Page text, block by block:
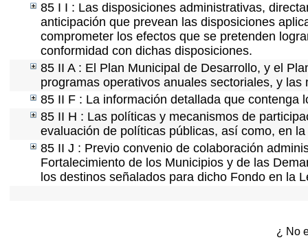
85 I I : Las disposiciones administrativas,
anticipación que prevean las disposiciones
comprometer los efectos que se pretenden
conformidad con dichas disposiciones.
85 II A : El Plan Municipal de Desarrollo, y el
programas operativos anuales sectoriales, y
85 II F : La información detallada que contenga
85 II H : Las políticas y mecanismos de
evaluación de políticas públicas, así como, en
85 II J : Previo convenio de colaboración
Fortalecimiento de los Municipios y de las
los destinos señalados para dicho Fondo en la
¿ No